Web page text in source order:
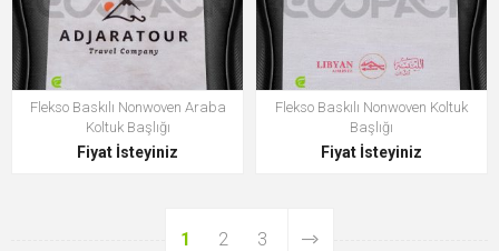
Flekso Baskılı Nonwoven Araba
Koltuk Başlığı
Fiyat İsteyiniz
Flekso Baskılı Nonwoven Koltuk
Başlığı
Fiyat İsteyiniz
1 2 3